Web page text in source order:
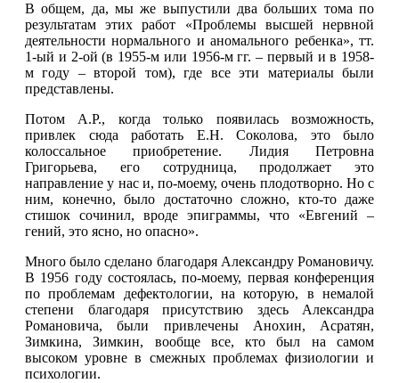
В общем, да, мы же выпустили два больших тома по
результатам этих работ «Проблемы высшей нервной
деятельности нормального и аномального ребенка», тт.
1-ый и 2-ой (в 1955-м или 1956-м гг. – первый и в 1958-
м году – второй том), где все эти материалы были
представлены.
Потом А.Р., когда только появилась возможность,
привлек сюда работать Е.Н. Соколова, это было
колоссальное приобретение. Лидия Петровна
Григорьева, его сотрудница, продолжает это
направление у нас и, по-моему, очень плодотворно. Но с
ним, конечно, было достаточно сложно, кто-то даже
стишок сочинил, вроде эпиграммы, что «Евгений –
гений, это ясно, но опасно».
Много было сделано благодаря Александру Романовичу.
В 1956 году состоялась, по-моему, первая конференция
по проблемам дефектологии, на которую, в немалой
степени благодаря присутствию здесь Александра
Романовича, были привлечены Анохин, Асратян,
Зимкина, Зимкин, вообще все, кто был на самом
высоком уровне в смежных проблемах физиологии и
психологии.